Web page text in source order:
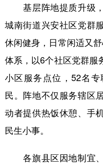
地方频道
北京 天津
辽宁 吉林
浙江 安徽
山东 河南
陕西 甘肃
基层阵地提质升级，
城南街道兴安社区党群
休闲健身，日常闲适又
体系，以6个社区党群服
小区服务点位，52名
民。阵地不仅服务辖区
动者提供热饭休憩、手
民生小事。
各旗县区因地制宜、